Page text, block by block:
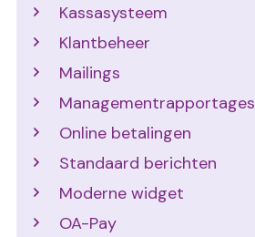
Kassasysteem
Klantbeheer
Mailings
Managementrapportages
Online betalingen
Standaard berichten
Moderne widget
OA-Pay